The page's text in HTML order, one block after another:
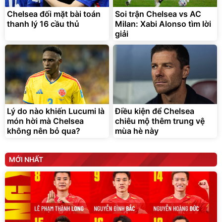
295.000đ
Đã bán nhiều
Chelsea đối mặt bài toán
thanh lý 16 cầu thủ
Soi trận Chelsea vs AC
Milan: Xabi Alonso tìm lời
giải
Lý do nào khiến Lucumi là
món hời mà Chelsea
không nên bỏ qua?
Điều kiện để Chelsea
chiêu mộ thêm trung vệ
mùa hè này
MỚI NHẤT